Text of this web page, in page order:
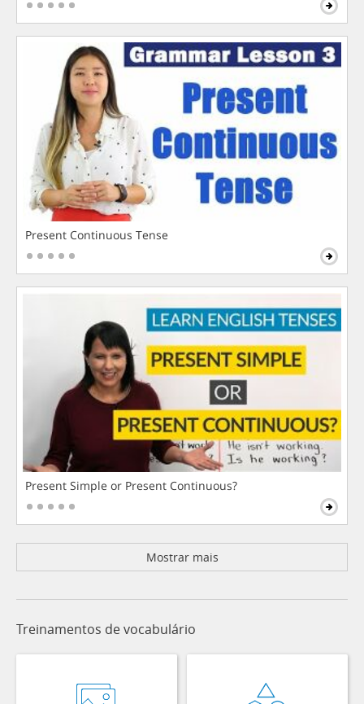
Present Continuous Tense
Present Simple or Present Continuous?
Mostrar mais
Treinamentos de vocabulário